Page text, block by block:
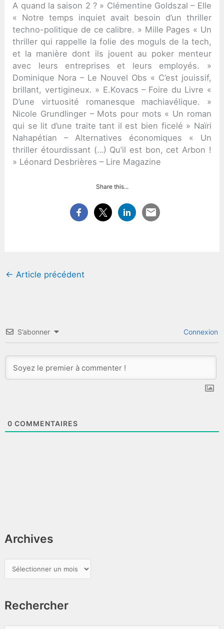
Archives
r
h
Rechercher
A quand la saison 2 ? » Clémentine Goldszal – Elle
« Notre temps inquiet avait besoin d’un thriller
techno-politique de ce calibre. » Mille Pages « Un
thriller qui rappelle la folie des moguls de la tech,
et la manière dont ils jouent au poker menteur
avec leurs entreprises et leurs employés. »
Dominique Nora – Le Nouvel Obs « C’est jouissif,
brillant, vertigineux. » E.Kovacs – Foire du Livre «
D’une virtuosité romanesque machiavélique. »
Nicole Grundlinger – Mots pour mots « Un roman
qui se lit d’une traite tant il est bien ficelé » Naïri
Nahapétian – Alternatives économiques « Un
thriller étourdissant (…) Qu’il est bon, cet Arbon !
» Léonard Desbrières – Lire Magazine
Share this...
← Article précédent
S’abonner Connexion
0 COMMENTAIRES